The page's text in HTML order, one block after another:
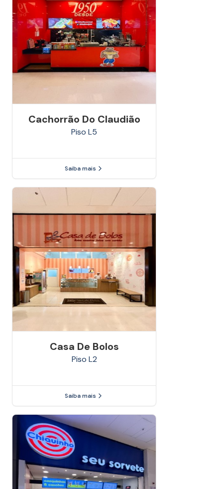
Cachorrão Do Claudião
Piso L5
Saiba mais
Casa De Bolos
Piso L2
Saiba mais